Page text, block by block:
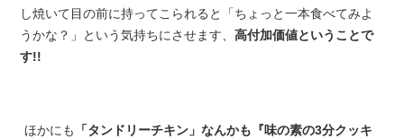
し焼いて目の前に持ってこられると「ちょっと一本食べてみよ
うかな？」という気持ちにさせます、 高付加価値ということで
す!!
ほかにも 「タンドリーチキン」なんかも『味の素の3分クッキ